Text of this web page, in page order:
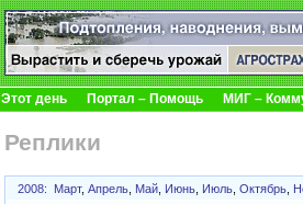
Этот день Портал – Помощь МИГ –
Реплики
2008: Март, Апрель Май Июнь Июль Октябрь